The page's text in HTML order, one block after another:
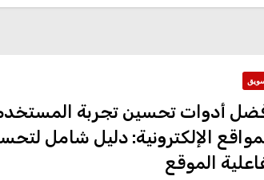
أدوات تحسين تجربة
الإلكترونية: دليل شامل
الموقع